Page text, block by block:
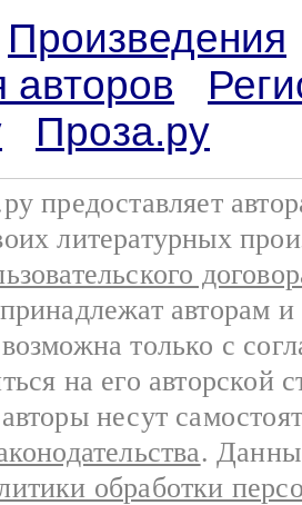
Произведения
авторов
Проза.ру
предоставляет
литературных
авторам
только с
на его авторской
несут
.
обработки